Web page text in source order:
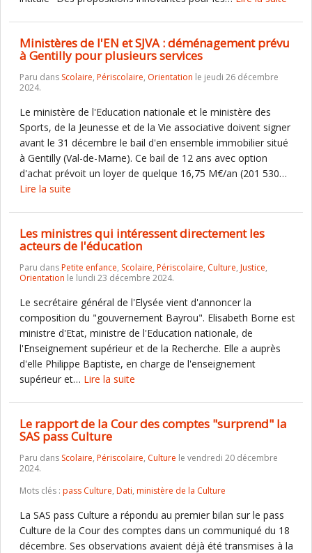
Ministères de l'EN et SJVA : déménagement prévu
à Gentilly pour plusieurs services
Paru dans Scolaire, Périscolaire, Orientation le jeudi 26 décembre
2024.
Le ministère de l'Education nationale et le ministère des
Sports, de la Jeunesse et de la Vie associative doivent signer
avant le 31 décembre le bail d'en ensemble immobilier situé
à Gentilly (Val-de-Marne). Ce bail de 12 ans avec option
d'achat prévoit un loyer de quelque 16,75 M€/an (201 530…
Lire la suite
Les ministres qui intéressent directement les
acteurs de l'éducation
Paru dansPetite enfance, Scolaire, Périscolaire, Culture, Justice,
Orientation le lundi 23 décembre 2024.
Le secrétaire général de l'Elysée vient d'annoncer la
composition du "gouvernement Bayrou". Elisabeth Borne est
ministre d'Etat, ministre de l'Education nationale, de
l'Enseignement supérieur et de la Recherche. Elle a auprès
d'elle Philippe Baptiste, en charge de l'enseignement
supérieur et… Lire la suite
Le rapport de la Cour des comptes "surprend" la
SAS pass Culture
Paru dans Scolaire, Périscolaire, Culture le vendredi 20 décembre
2024.
Mots clés : pass Culture, Dati, ministère de la Culture
La SAS pass Culture a répondu au premier bilan sur le pass
Culture de la Cour des comptes dans un communiqué du 18
décembre. Ses observations avaient déjà été transmises à la